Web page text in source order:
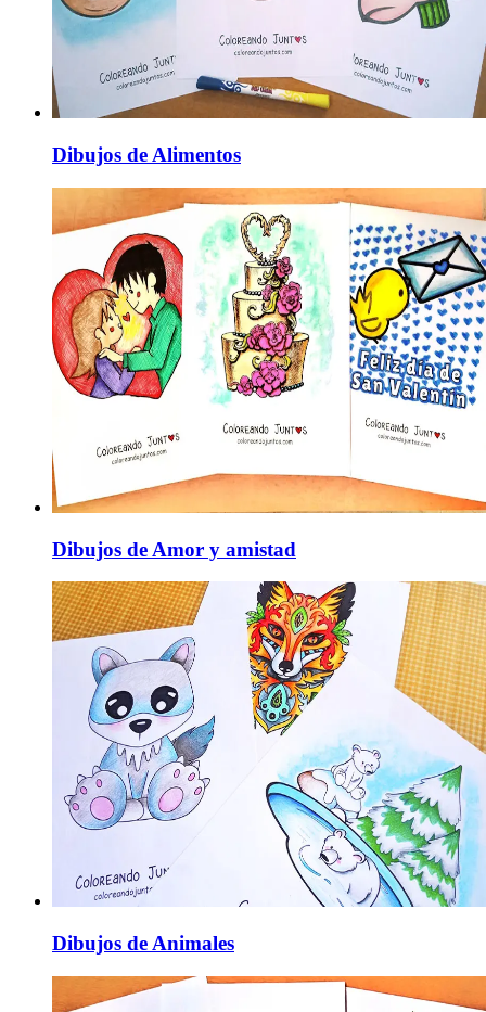
Dibujos de Alimentos
Dibujos de Amor y amistad
Dibujos de Animales